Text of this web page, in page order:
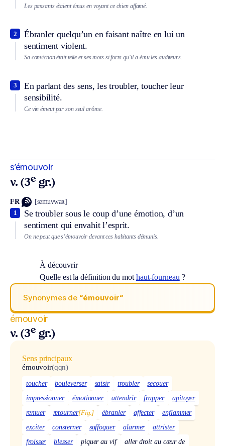
Les passants étaient émus en voyant ce chien affamé.
Ébranler quelqu’un en faisant naître en lui un
sentiment violent.
2
Sa conviction était telle et ses mots si forts qu’il a ému les auditeurs.
En parlant des sens, les troubler, toucher leur
sensibilité.
3
Ce vin émeut par son seul arôme.
s’émouvoir
v. (3e gr.)
FR [semuvwaʀ]
Se troubler sous le coup d’une émotion, d’un
sentiment qui envahit l’esprit.
1
On ne peut que s’émouvoir devant ces habitants démunis.
À découvrir
Quelle est la définition du mot haut-fourneau ?
Synonymes de “émouvoir“
émouvoir
v. (3e gr.)
Sens principaux
émouvoir(qqn)
toucher bouleverser saisir troubler
secouer
impressionner
émotionner attendrir frapper
apitoyer
remuer
retourner[Fig.] ébranler affecter
enflammer
exciter
consterner suffoquer alarmer
attrister
froisser
blesser piquer au vif aller droit au cœur de